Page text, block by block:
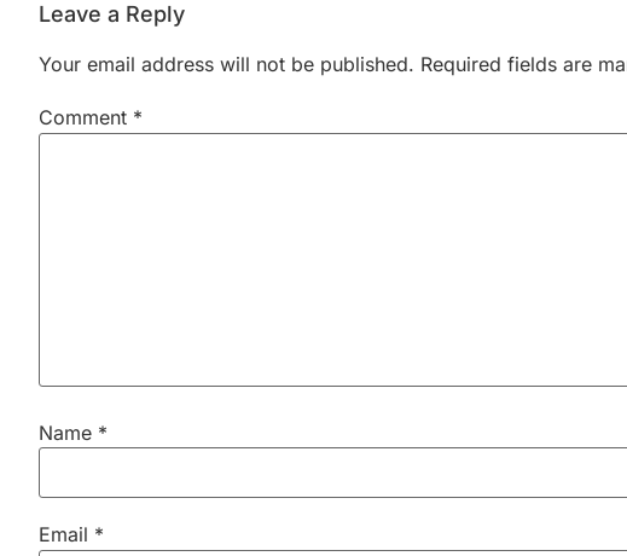
Leave a Reply
Your email address will not be published. Required fields are
Comment *
Name *
Email *